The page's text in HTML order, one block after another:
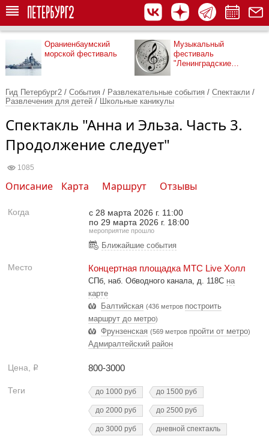
Ораниенбаумский
морской фестиваль
Музыкальный
фестиваль
"Ленинградские
Гид Петербург2 / События / Развлекательные события / Спектакли /
Развлечения для детей / Школьные каникулы
Спектакль "Анна и Эльза. Часть 3.
Продолжение следует"
1085
Описание Карта Маршрут Отзывы
Когда
с 28 марта 2026 г. 11:00
по 29 марта 2026 г. 18:00
мероприятие прошло
Ближайшие события
Место Концертная площадка МТС Live Холл
СПб, наб. Обводного канала, д. 118C на
карте
Балтийская (436 метров построить
маршрут до метро)
Фрунзенская (569 метров пройти от метро)
Адмиралтейский район
Цена, Р 800-3000
Теги до 1000 руб до 1500 руб
до 2000 руб до 2500 руб
до 3000 руб дневной спектакль